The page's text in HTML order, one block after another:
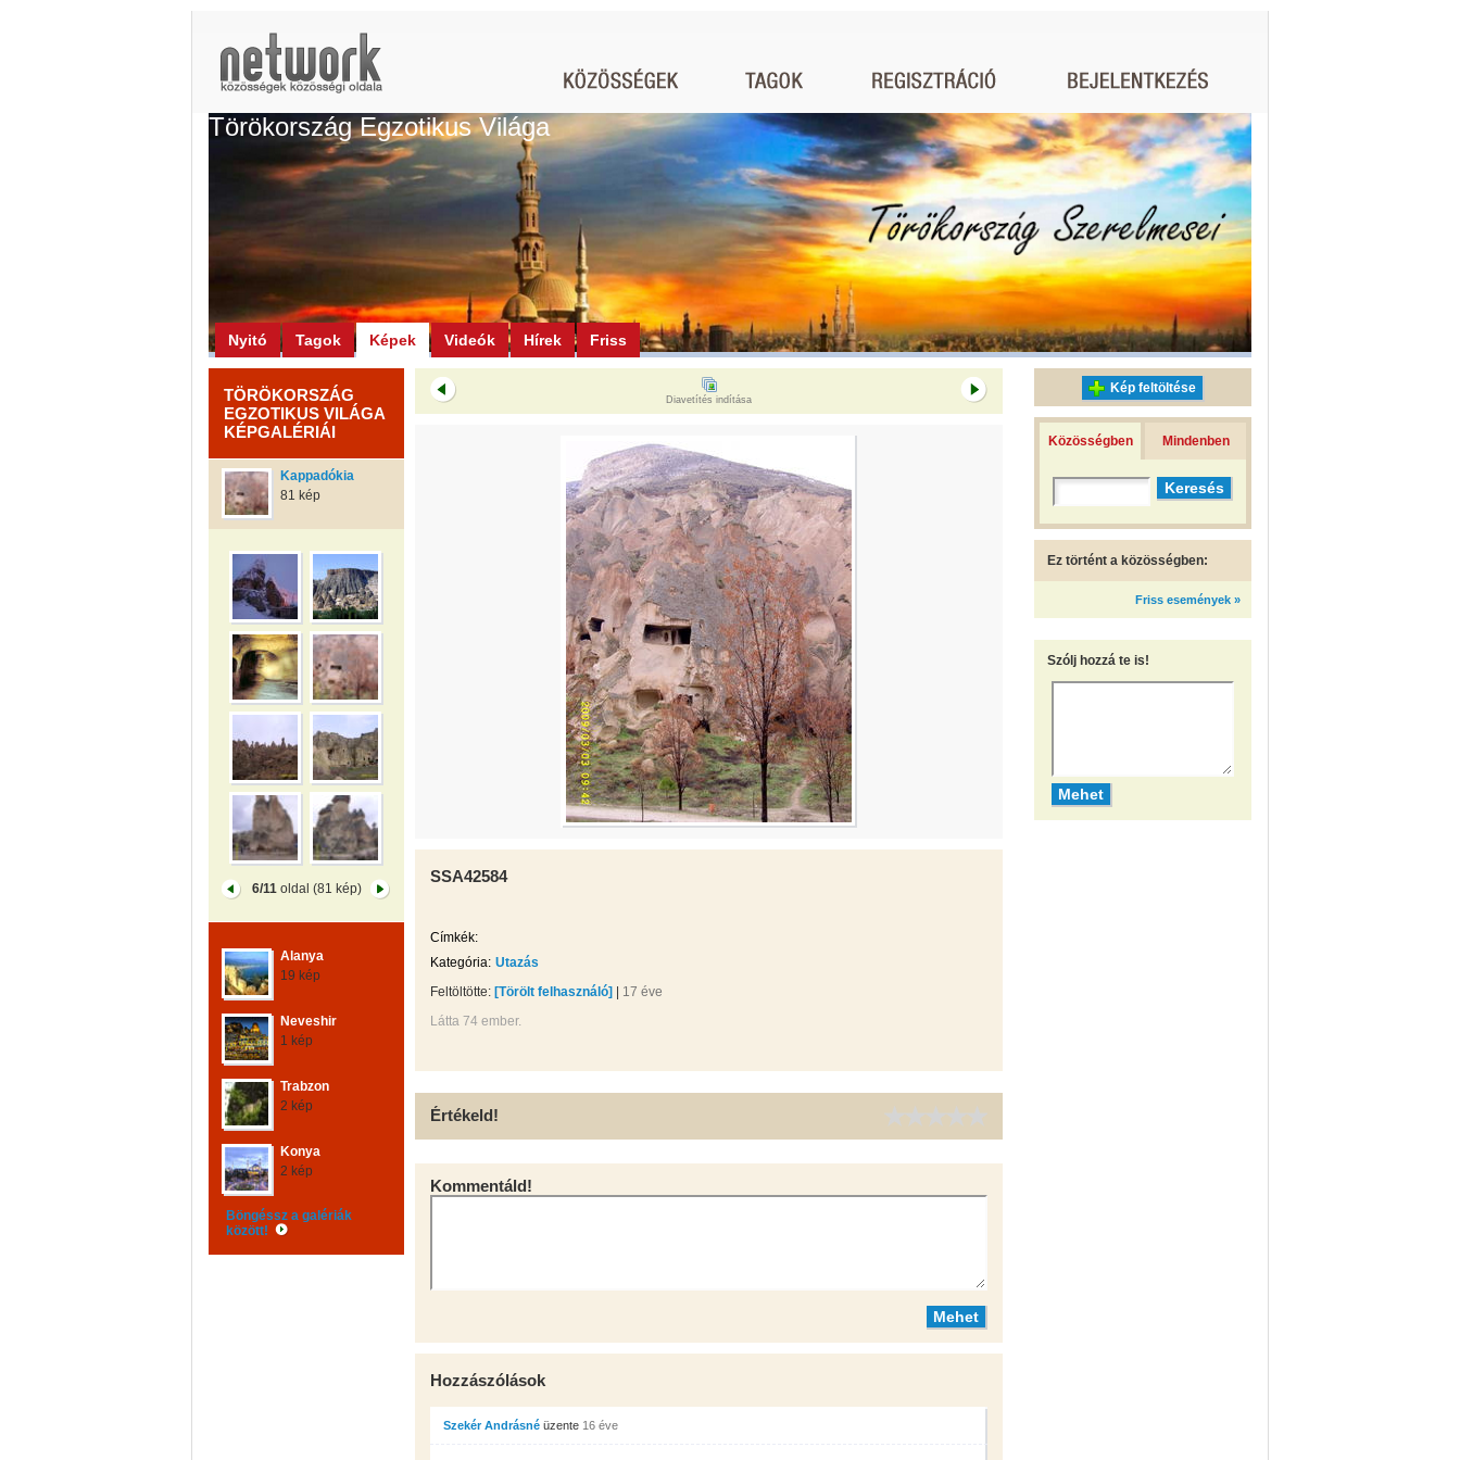
Törökország Egzotikus Világa
Nyitó Tagok Képek Videók Hírek Friss
TÖRÖKORSZÁG
EGZOTIKUS VILÁGA
KÉPGALÉRIÁI
Kappadókia
81 kép
6/11oldal (81 kép)
Alanya
19 kép
Neveshir
1 kép
Trabzon
2 kép
Konya
2 kép
Böngéssz a galériák
között!
Diavetítés indítása
SSA42584
Címkék:
Kategória: Utazás
Feltöltötte: [Törölt felhasználó]
17 éve
Látta 74 ember.
Értékeld!
Kommentáld!
Hozzászólások
Szekér Andrásné üzente 16 éve
Kép feltöltése
Közösségben Mindenben
Ez történt a közösségben:
Friss események »
Szólj hozzá te is!